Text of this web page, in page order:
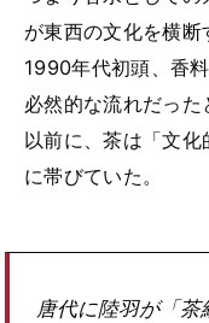
が東西の文化を横断
1990年代初頭、香
必然的な流れだっ
以前に、茶は「文
に帯びていた。
唐代に陸羽が「